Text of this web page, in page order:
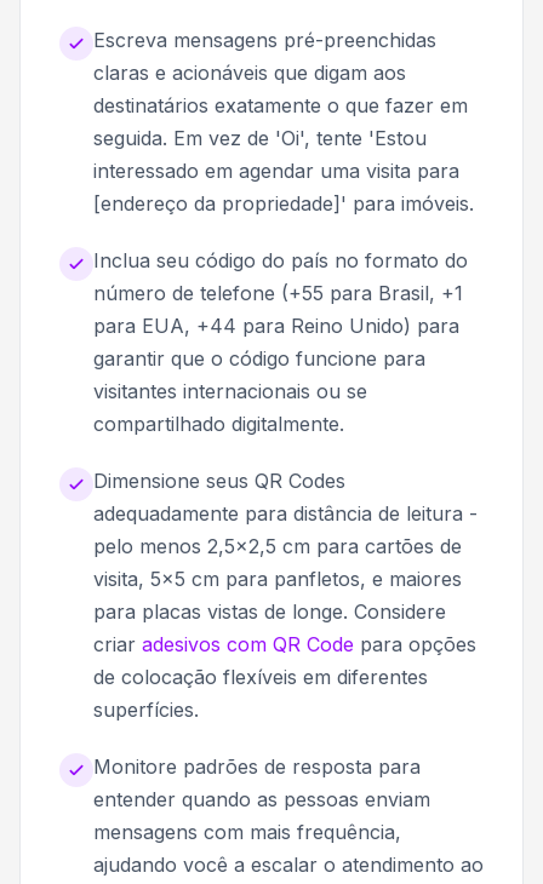
Escreva mensagens pré-preenchidas
claras e acionáveis que digam aos
destinatários exatamente o que fazer em
seguida. Em vez de 'Oi', tente 'Estou
interessado em agendar uma visita para
[endereço da propriedade]' para imóveis.
Inclua seu código do país no formato do
número de telefone (+55 para Brasil, +1
para EUA, +44 para Reino Unido) para
garantir que o código funcione para
visitantes internacionais ou se
compartilhado digitalmente.
Dimensione seus QR Codes
adequadamente para distância de leitura -
pelo menos 2,5x2,5 cm para cartões de
visita, 5x5 cm para panfletos, e maiores
para placas vistas de longe. Considere
criar adesivos com QR Code para opções
de colocação flexíveis em diferentes
superfícies.
Monitore padrões de resposta para
entender quando as pessoas enviam
mensagens com mais frequência,
ajudando você a escalar o atendimento ao